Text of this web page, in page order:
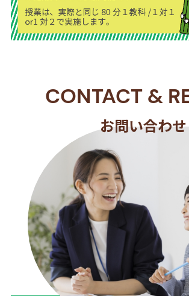
CONTACT &
お問い合わ